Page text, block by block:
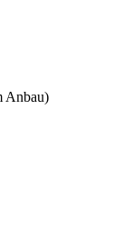
Anbau)